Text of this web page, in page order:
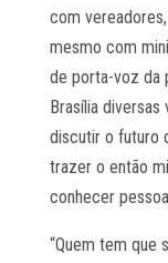
com
mesmo com
de porta-voz da
Brasília
discutir o futuro
trazer o então
conhecer
“Quem tem que